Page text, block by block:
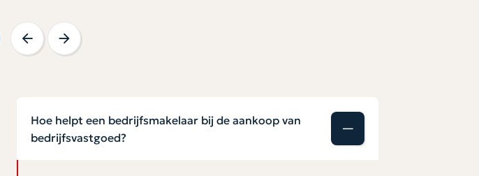
Hoe helpt een bedrijfsmakelaar bij de aankoop van
bedrijfsvastgoed?